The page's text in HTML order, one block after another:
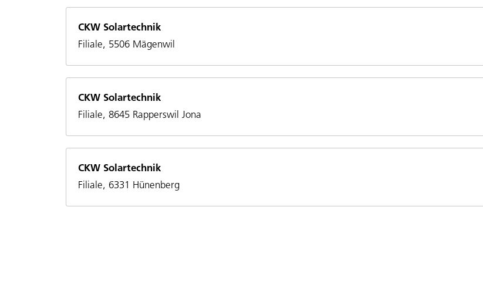
CKW Solartechnik
Filiale, 5506 Mägenwil
CKW Solartechnik
Filiale, 8645 Rapperswil Jona
CKW Solartechnik
Filiale, 6331 Hünenberg